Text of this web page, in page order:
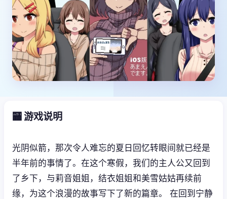
🏧 游戏说明
光阴似箭，那次令人难忘的夏日回忆转眼间就已经是
半年前的事情了。在这个寒假，我们的主人公又回到
了乡下，与莉音姐姐，结衣姐姐和美雪姑姑再续前
缘，为这个浪漫的故事写下了新的篇章。 在回到宁静